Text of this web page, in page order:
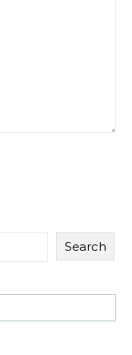
Search